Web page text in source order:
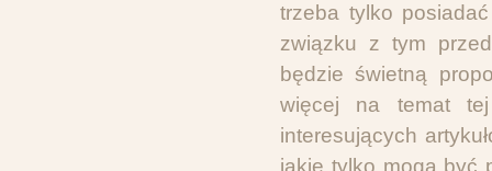
trzeba tylko
związku z tym
będzie świetną
więcej na temat
interesujących
jakie tylko mogą być